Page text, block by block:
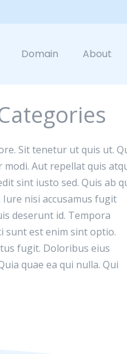
Domain About
Sit tenetur ut quis ut.
Aut repellat quis
sint iusto sed. Quis ab
nisi accusamus fugit
deserunt id. Tempora
sunt est enim sint optio.
fugit. Doloribus eius
quae ea qui nulla. Qui